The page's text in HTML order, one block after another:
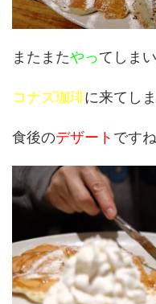
またまたやってしま
コナズ珈琲に来てし
食後のデザート ですね